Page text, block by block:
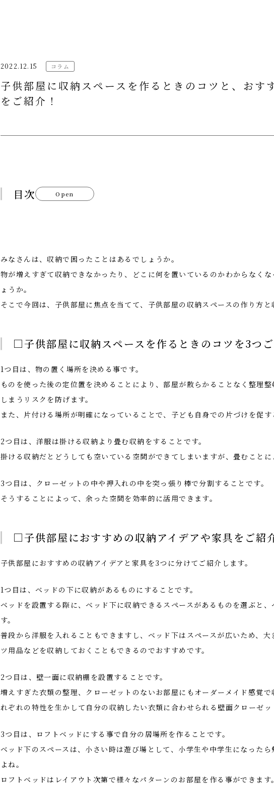
2022.12.15 コラム
子供部屋に収納スペースを作るときのコツと、おす
をご紹介！
目次 Open
みなさんは、収納で困ったことはあるでしょうか。
物が増えすぎて収納できなかったり、どこに何を置いているのかわからなく
ょうか。
そこで今回は、子供部屋に焦点を当てて、子供部屋の収納スペースの作り方と
□子供部屋に収納スペースを作るときのコツを3つ
1つ目は、物の置く場所を決める事です。
ものを使った後の定位置を決めることにより、部屋が散らかることなく整理
しまうリスクを防げます。
また、片付ける場所が明確になっていることで、子ども自身での片づけを促す
2つ目は、洋服は掛ける収納より畳む収納をすることです。
掛ける収納だとどうしても空いている空間ができてしまいますが、畳むことに
3つ目は、クローゼットの中や押入れの中を突っ張り棒で分割することです。
そうすることによって、余った空間を効率的に活用できます。
□子供部屋におすすめの収納アイデアや家具をご紹
子供部屋におすすめの収納アイデアと家具を3つに分けてご紹介します。
1つ目は、ベッドの下に収納があるものにすることです。
ベッドを設置する際に、ベッド下に収納できるスペースがあるものを選ぶと
す。
普段から洋服を入れることもできますし、ベッド下はスペースが広いため、
ツ用品などを収納しておくこともできるのでおすすめです。
2つ目は、壁一面に収納棚を設置することです。
増えすぎた衣類の整理、クローゼットのないお部屋にもオーダーメイド感覚
れぞれの特性を生かして自分の収納したい衣類に合わせられる壁面クローゼッ
3つ目は、ロフトベッドにする事で自分の居場所を作ることです。
ベッド下のスペースは、小さい時は遊び場として、小学生や中学生になった
よね。
ロフトベッドはレイアウト次第で様々なパターンのお部屋を作る事ができます。